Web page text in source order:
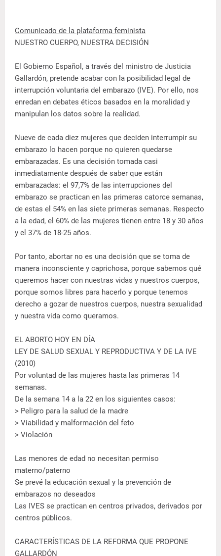
Comunicado de la plataforma feminista
NUESTRO CUERPO, NUESTRA DECISIÓN
El Gobierno Español, a través del ministro de Justicia
Gallardón, pretende acabar con la posibilidad legal de
interrupción voluntaria del embarazo (IVE). Por ello, nos
enredan en debates éticos basados en la moralidad y
manipulan los datos sobre la realidad.
Nueve de cada diez mujeres que deciden interrumpir su
embarazo lo hacen porque no quieren quedarse
embarazadas. Es una decisión tomada casi
inmediatamente después de saber que están
embarazadas: el 97,7% de las interrupciones del
embarazo se practican en las primeras catorce semanas,
de estas el 54% en las siete primeras semanas. Respecto
a la edad, el 60% de las mujeres tienen entre 18 y 30 años
y el 37% de 18-25 años.
Por tanto, abortar no es una decisión que se toma de
manera inconsciente y caprichosa, porque sabemos qué
queremos hacer con nuestras vidas y nuestros cuerpos,
porque somos libres para hacerlo y porque tenemos
derecho a gozar de nuestros cuerpos, nuestra sexualidad
y nuestra vida como queramos.
EL ABORTO HOY EN DÍA
LEY DE SALUD SEXUAL Y REPRODUCTIVA Y DE LA IVE
(2010)
Por voluntad de las mujeres hasta las primeras 14
semanas.
De la semana 14 a la 22 en los siguientes casos:
> Peligro para la salud de la madre
> Viabilidad y malformación del feto
> Violación
Las menores de edad no necesitan permiso
materno/paterno
Se prevé la educación sexual y la prevención de
embarazos no deseados
Las IVES se practican en centros privados, derivados por
centros públicos.
CARACTERÍSTICAS DE LA REFORMA QUE PROPONE
GALLARDÓN